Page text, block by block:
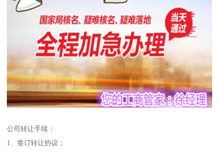
公司转让手续：
1、签订转让协议；